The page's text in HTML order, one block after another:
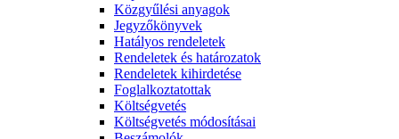
Közgyűlési anyagok
Jegyzőkönyvek
Hatályos rendeletek
Rendeletek és határozatok
Rendeletek kihirdetése
Foglalkoztatottak
Költségvetés
Költségvetés módosításai